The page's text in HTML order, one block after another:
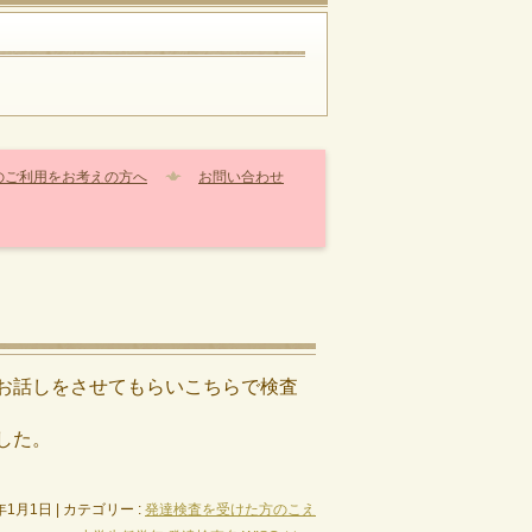
ご利用をお考えの方へ お問い合わせ
話しをさせてもらいこちらで検査
た。
1月1日 カテゴリー : 発達検査を受けた方のこえ